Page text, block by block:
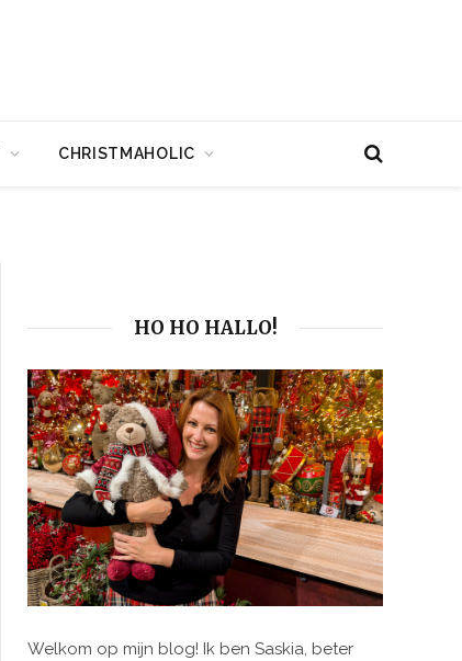
CHRISTMAHOLIC
HO HO HALLO!
Welkom op mijn blog! Ik ben Saskia, beter